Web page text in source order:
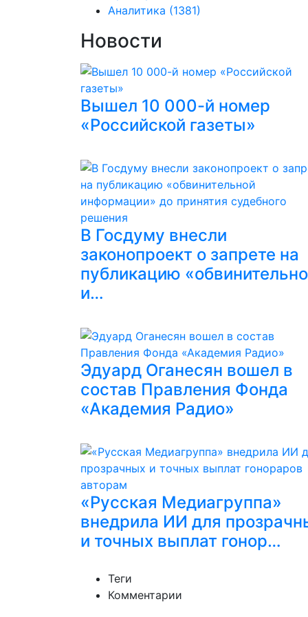
Аналитика (1381)
Новости
Вышел 10 000-й номер
«Российской газеты»
В Госдуму внесли
законопроект о запрете на
публикацию
и…
Эдуард Оганесян вошел в
состав Правления Фонда
«Академия Радио»
«Русская Медиагруппа»
внедрила ИИ для
и точных выплат гонор…
Теги
Комментарии